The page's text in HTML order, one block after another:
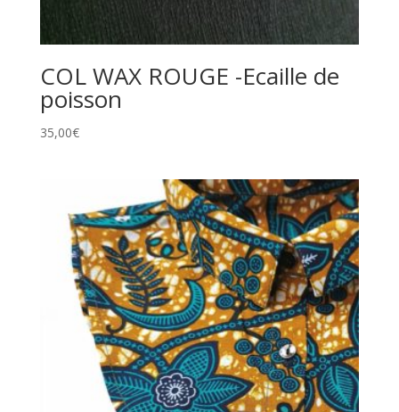
COL WAX ROUGE -Ecaille de
poisson
35,00€